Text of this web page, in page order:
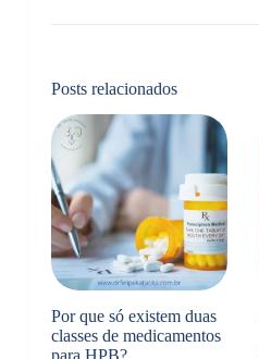
Posts relacionados
Por que só existem duas
classes de medicamentos